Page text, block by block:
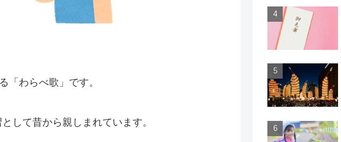
「わらべ歌」です。
して昔から親しまれています。